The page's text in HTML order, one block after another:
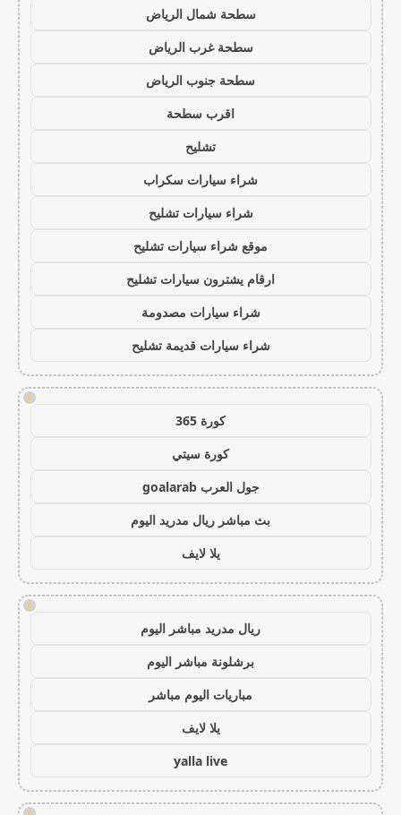
سطحة شمال الرياض
سطحة غرب الرياض
سطحة جنوب الرياض
اقرب سطحة
تشليح
شراء سيارات سكراب
شراء سيارات تشليح
موقع شراء سيارات تشليح
ارقام يشترون سيارات تشليح
شراء سيارات مصدومة
شراء سيارات قديمة تشليح
!
كورة 365
كورة سيتي
جول العرب goalarab
بث مباشر ريال مدريد اليوم
يلا لايف
!
ريال مدريد مباشر اليوم
برشلونة مباشر اليوم
مباريات اليوم مباشر
يلا لايف
yalla live